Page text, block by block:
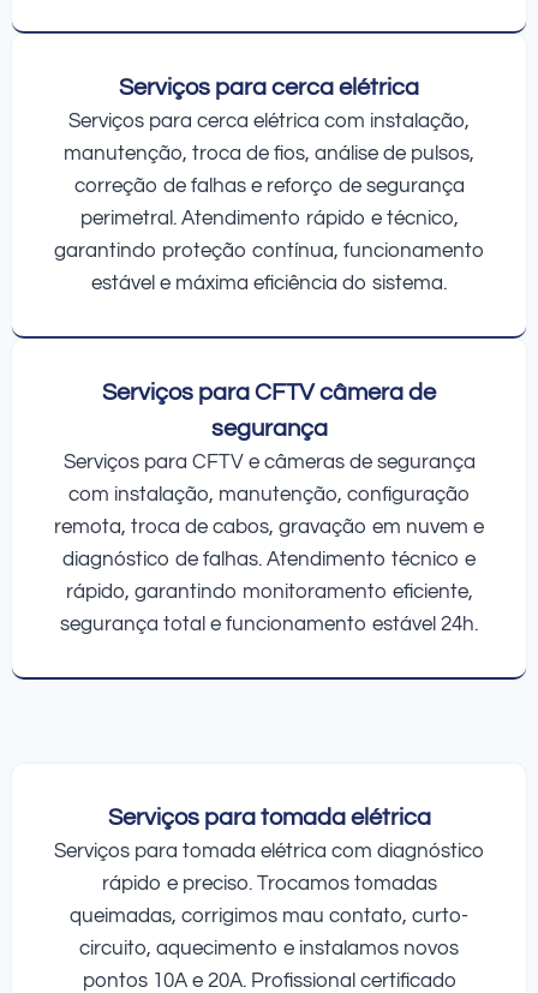
Serviços para cerca elétrica
Serviços para cerca elétrica com instalação,
manutenção, troca de fios, análise de pulsos,
correção de falhas e reforço de segurança
perimetral. Atendimento rápido e técnico,
garantindo proteção contínua, funcionamento
estável e máxima eficiência do sistema.
Serviços para CFTV câmera de
segurança
Serviços para CFTV e câmeras de segurança
com instalação, manutenção, configuração
remota, troca de cabos, gravação em nuvem e
diagnóstico de falhas. Atendimento técnico e
rápido, garantindo monitoramento eficiente,
segurança total e funcionamento estável 24h.
Serviços para tomada elétrica
Serviços para tomada elétrica com diagnóstico
rápido e preciso. Trocamos tomadas
queimadas, corrigimos mau contato, curto-
circuito, aquecimento e instalamos novos
pontos 10A e 20A. Profissional certificado